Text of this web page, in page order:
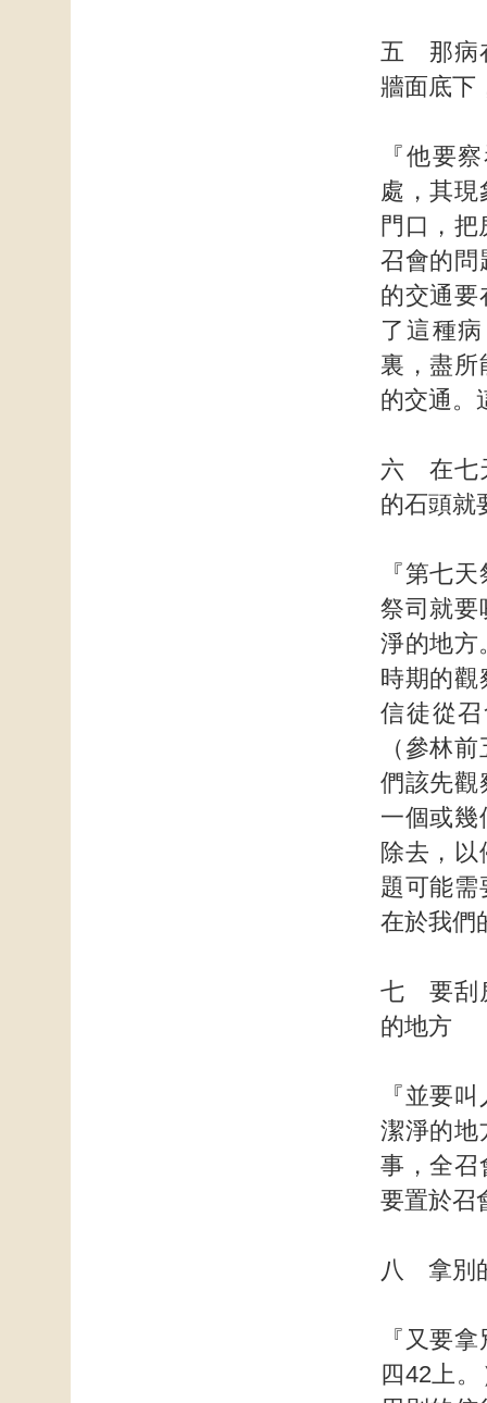
五 那病
牆面底下
『他要
處，其
門口，
召會的問
的交通要
了這種
裏，盡所
的交通。
六 在七
的石頭就
『第七
祭司就要
淨的地方
時期的觀
信徒從
（參林
們該先觀
一個或幾
除去，
題可能需
在於我們
七 要刮
的地方
『並要
潔淨的地
事，全召
要置於召
八 拿別
『又要
四42上